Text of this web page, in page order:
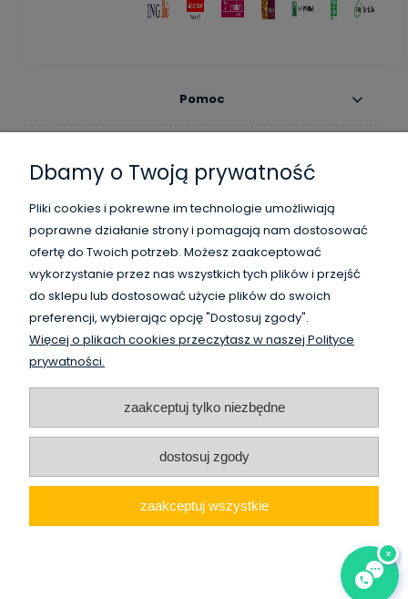
Pomoc
Informacje
O nas
WysokiSklad.pl jest własnością firmy Vanguard Poland
www.vanguardpoland.com
Dbamy o Twoją prywatność
Pliki cookies i pokrewne im technologie umożliwiają
poprawne działanie strony i pomagają nam dostosować
ofertę do Twoich potrzeb. Możesz zaakceptować
wykorzystanie przez nas wszystkich tych plików i przejść
do sklepu lub dostosować użycie plików do swoich
preferencji, wybierając opcję "Dostosuj zgody".
Więcej o plikach cookies przeczytasz w naszej Polityce
prywatności.
zaakceptuj tylko niezbędne
dostosuj zgody
zaakceptuj wszystkie